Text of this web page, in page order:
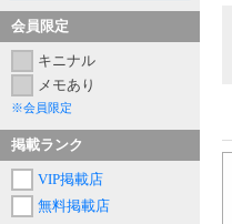
会員限定
キニナル
メモあり
※会員限定
掲載ランク
VIP掲載店
無料掲載店